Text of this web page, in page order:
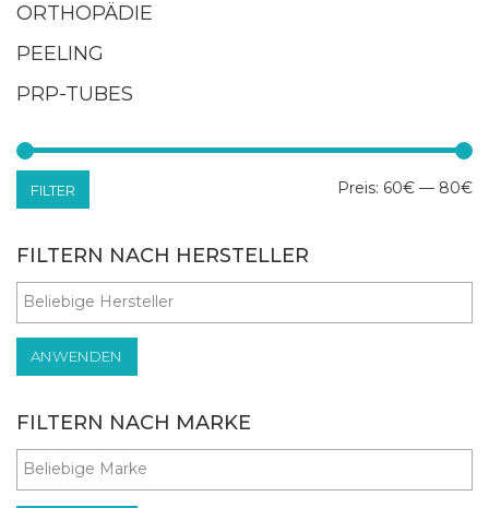
ORTHOPÄDIE
PEELING
PRP-TUBES
FILTER Preis: 60€ — 80€
FILTERN NACH HERSTELLER
ANWENDEN
FILTERN NACH MARKE